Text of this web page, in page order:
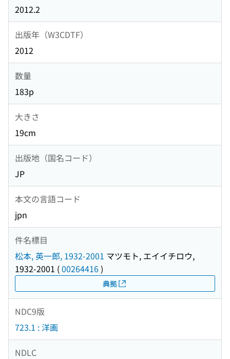
2012.2
出版年（W3CDTF）
2012
数量
183p
大きさ
19cm
出版地（国名コード）
JP
本文の言語コード
jpn
件名標目
松本, 英一郎, 1932-2001 マツモト, エイイチロウ,
1932-2001 (00264416)
典拠
NDC9版
723.1 : 洋画
NDLC